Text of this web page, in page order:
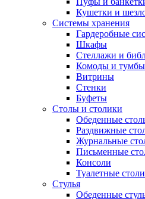
Кушетки и
Системы хранения
Гардеробные
Шкафы
Стеллажи и
Комоды и тумбы
Витрины
Стенки
Буфеты
Столы и столики
Обеденные
Раздвижные
Журнальные
Письменные
Консоли
Туалетные
Стулья
Обеденные